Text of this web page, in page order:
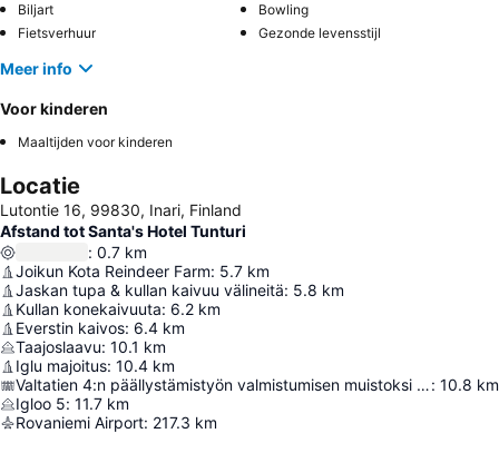
Biljart
Bowling
Fietsverhuur
Gezonde levensstijl
Meer info
Voor kinderen
Maaltijden voor kinderen
Locatie
Lutontie 16, 99830, Inari, Finland
Afstand tot Santa's Hotel Tunturi
: 0.7 km
Joikun Kota Reindeer Farm: 5.7 km
Jaskan tupa & kullan kaivuu välineitä: 5.8 km
Kullan konekaivuuta: 6.2 km
Everstin kaivos: 6.4 km
Taajoslaavu: 10.1 km
Iglu majoitus: 10.4 km
Valtatien 4:n päällystämistyön valmistumisen muistoksi 5.9.1978: 10.8 km
Igloo 5: 11.7 km
Rovaniemi Airport: 217.3 km